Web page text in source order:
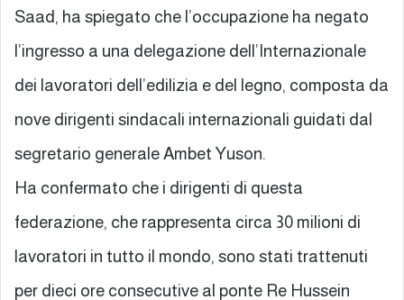
Saad, ha spiegato che l’occupazione ha negato
l’ingresso a una delegazione dell’Internazionale
dei lavoratori dell’edilizia e del legno, composta da
nove dirigenti sindacali internazionali guidati dal
segretario generale Ambet Yuson.
Ha confermato che i dirigenti di questa
federazione, che rappresenta circa 30 milioni di
lavoratori in tutto il mondo, sono stati trattenuti
per dieci ore consecutive al ponte Re Hussein